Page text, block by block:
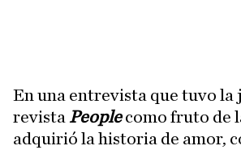
En una entrevista que tuvo la
revista Peoplecomo fruto de
adquirió la historia de amor,